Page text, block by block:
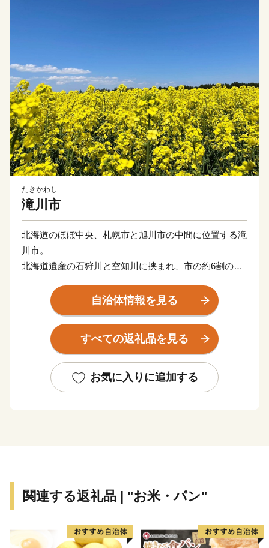
たきかわし
滝川市
北海道のほぼ中央、札幌市と旭川市の中間に位置する滝
川市。
北海道遺産の石狩川と空知川に挟まれ、市の約6割の地
市です。
夏は30℃を越え、冬は-20℃を下回る夏と冬の寒暖の差
の激しい内陸性気候であり、降雪量は約7mと北海道内
でも有数の豪雪地帯です。
滝川市の自慢は、日本有数の作付面積を誇る菜の花畑。
開花時の5月下旬～6月上旬には市内に菜の花の黄色いじ
自治体情報を見る
すべての返礼品を見る
お気に入りに追加する
関連する返礼品 | "お米・パン"